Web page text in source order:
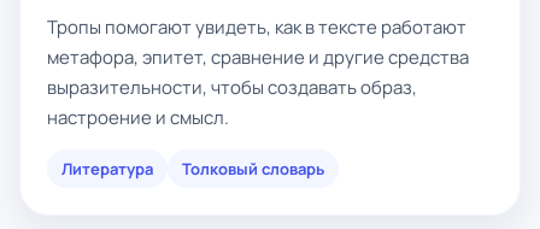
Тропы помогают увидеть, как в тексте работают
метафора, эпитет, сравнение и другие средства
выразительности, чтобы создавать образ,
настроение и смысл.
Литература Толковый словарь